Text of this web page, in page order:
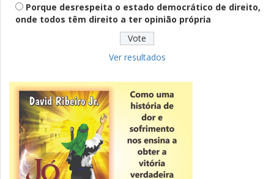
Fies: pré-selecionados têm até terça
para complementar informações
Novidade
CNPJ alfanumérico começa a ser emitido
nesta sexta
Porque desrespeita o estado democrático de direito,
onde todos têm direito a ter opinião própria
Ver resultados